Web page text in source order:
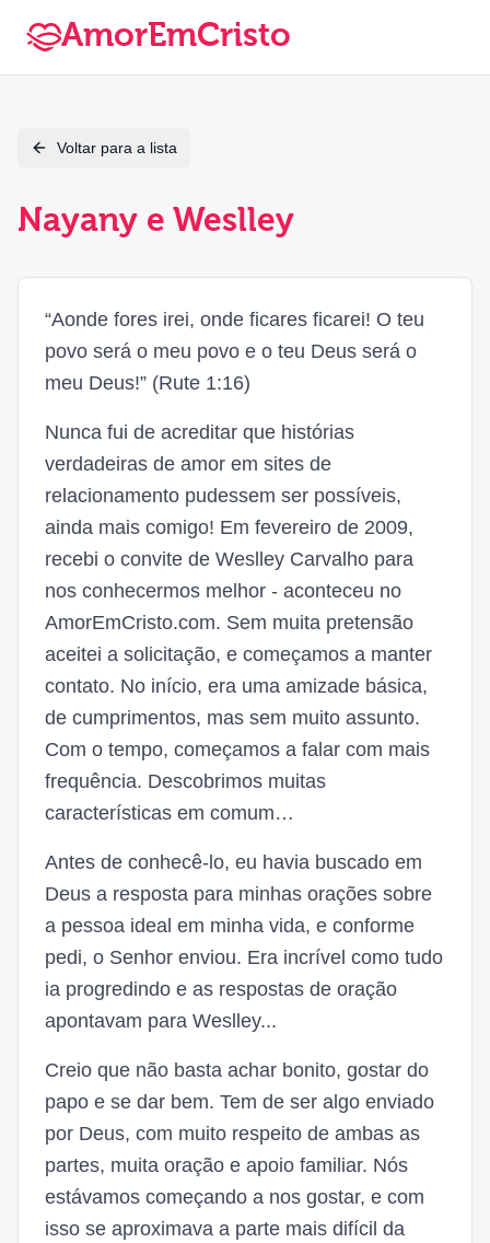
AmorEmCristo
Voltar para a lista
Nayany e Weslley
“Aonde fores irei, onde ficares ficarei! O teu
povo será o meu povo e o teu Deus será o
meu Deus!” (Rute 1:16)
Nunca fui de acreditar que histórias
verdadeiras de amor em sites de
relacionamento pudessem ser possíveis,
ainda mais comigo! Em fevereiro de 2009,
recebi o convite de Weslley Carvalho para
nos conhecermos melhor - aconteceu no
AmorEmCristo.com. Sem muita pretensão
aceitei a solicitação, e começamos a manter
contato. No início, era uma amizade básica,
de cumprimentos, mas sem muito assunto.
Com o tempo, começamos a falar com mais
frequência. Descobrimos muitas
características em comum…
Antes de conhecê-lo, eu havia buscado em
Deus a resposta para minhas orações sobre
a pessoa ideal em minha vida, e conforme
pedi, o Senhor enviou. Era incrível como tudo
ia progredindo e as respostas de oração
apontavam para Weslley...
Creio que não basta achar bonito, gostar do
papo e se dar bem. Tem de ser algo enviado
por Deus, com muito respeito de ambas as
partes, muita oração e apoio familiar. Nós
estávamos começando a nos gostar, e com
isso se aproximava a parte mais difícil da